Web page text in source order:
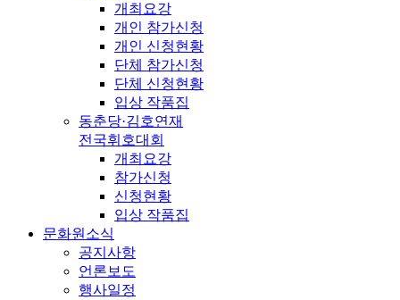
개최요강
개인 참가신청
개인 신청현황
단체 참가신청
단체 신청현황
입상 작품집
동춘당·김호연재
전국휘호대회
개최요강
참가신청
신청현황
입상 작품집
문화원소식
공지사항
언론보도
행사일정